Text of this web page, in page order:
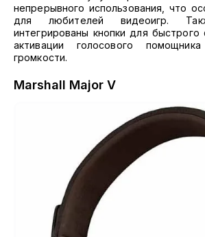
непрерывного использования, что
для любителей видеоигр.
интегрированы кнопки для быстрого
активации голосового
громкости.
Marshall Major V